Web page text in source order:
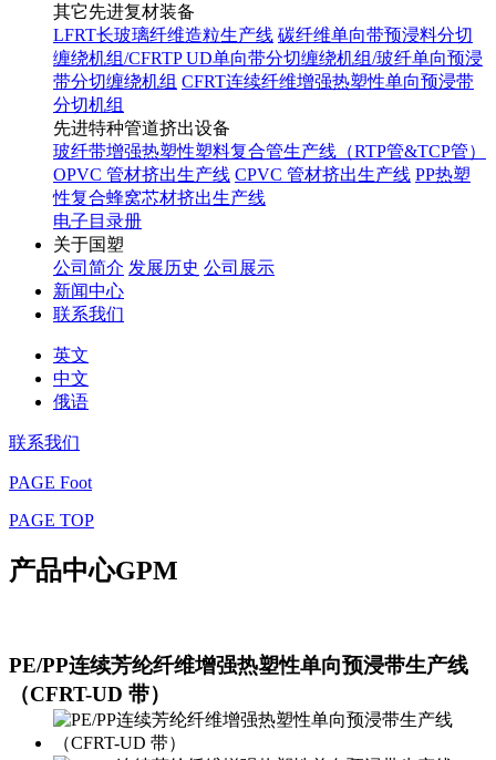
其它先进复材装备
LFRT长玻璃纤维造粒生产线 碳纤维单向带预浸料分切
缠绕机组/CFRTP UD单向带分切缠绕机组/玻纤单向预浸
带分切缠绕机组 CFRT连续纤维增强热塑性单向预浸带
分切机组
先进特种管道挤出设备
玻纤带增强热塑性塑料复合管生产线（RTP管&TCP管）
OPVC 管材挤出生产线 CPVC 管材挤出生产线 PP热塑
性复合蜂窝芯材挤出生产线
电子目录册
关于国塑
公司简介 发展历史 公司展示
新闻中心
联系我们
英文
中文
俄语
联系我们
PAGE Foot
PAGE TOP
产品中心GPM
PE/PP连续芳纶纤维增强热塑性单向预浸带生产线
（CFRT-UD 带）